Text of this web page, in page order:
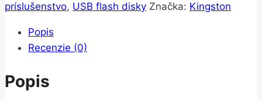
príslušenstvo, USB flash disky Značka: Kingston
Popis
Recenzie (0)
Popis